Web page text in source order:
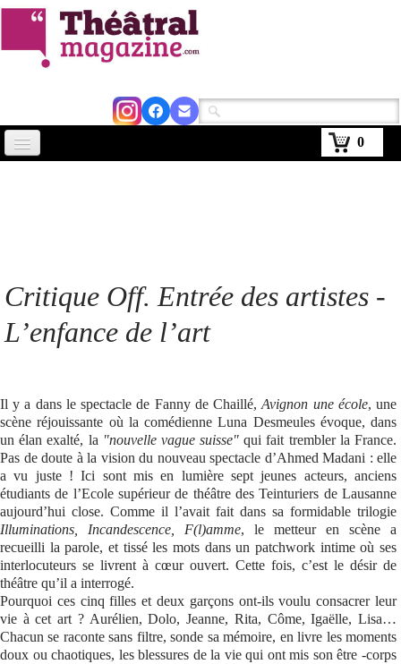
0
Kiosque
Se connecter
Critique Off. Entrée des artistes -
L’enfance de l’art
Il y a dans le spectacle de Fanny de Chaillé,Avignon une école, une
scène réjouissante où la comédienne Luna Desmeules évoque, dans
un élan exalté, la "nouvelle vague suisse" qui fait trembler la France.
Pas de doute à la vision du nouveau spectacle d’Ahmed Madani : elle
a vu juste ! Ici sont mis en lumière sept jeunes acteurs, anciens
étudiants de l’Ecole supérieur de théâtre des Teinturiers de Lausanne
aujourd’hui close. Comme il l’avait fait dans sa formidable trilogie
Illuminations, Incandescence, F(l)amme, le metteur en scène a
recueilli la parole, et tissé les mots dans un patchwork intime où ses
interlocuteurs se livrent à cœur ouvert. Cette fois, c’est le désir de
théâtre qu’il a interrogé.
Pourquoi ces cinq filles et deux garçons ont-ils voulu consacrer leur
vie à cet art ? Aurélien, Dolo, Jeanne, Rita, Côme, Igaëlle, Lisa…
Chacun se raconte sans filtre, sonde sa mémoire, en livre les moments
doux ou chaotiques, les blessures de la vie qui ont mis son être -corps